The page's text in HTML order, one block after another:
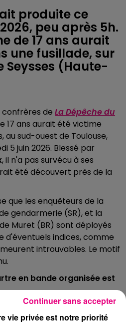
produite ce
peu après 5h.
de 17 ans aurait
une fusillade, sur
Seysses (Haute-
de La Dépêche du
17 ans aurait été victime
au sud-ouest de Toulouse,
5 juin 2026. Blessé par
, il n'a pas survécu à ses
été découvert près de la
que les enquêteurs de la
gendarmerie (SR), et la
Muret (BR) sont déployés
d'éventuels indices, comme
introuvables. Le motif
en bande organisée est
vie privée est notre priorité
Continuer sans accepter